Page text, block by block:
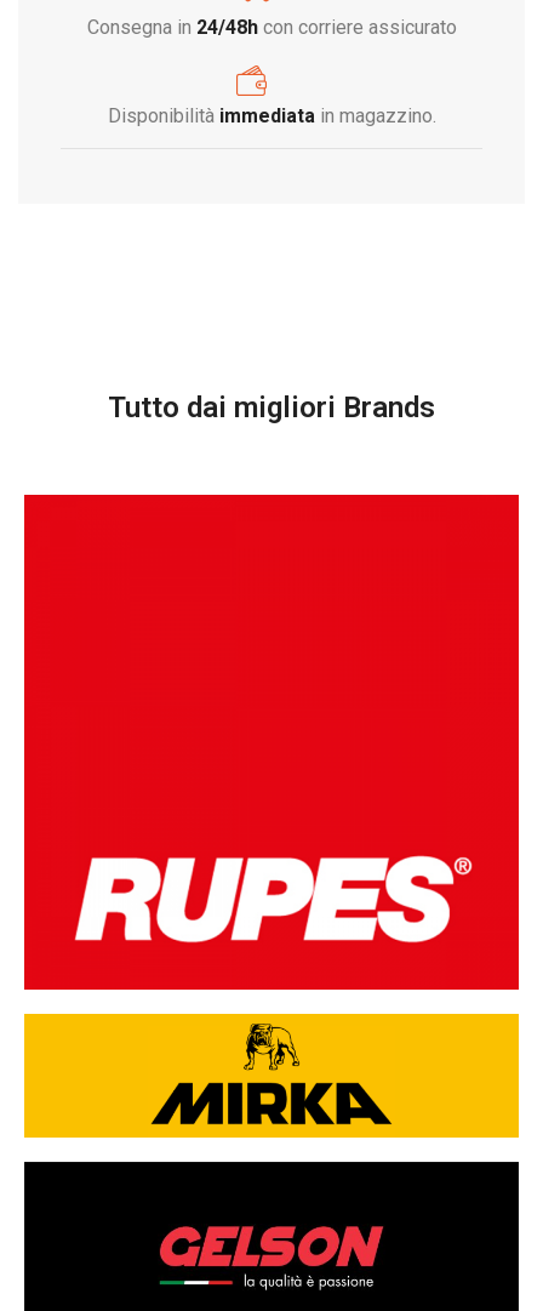
Consegna in 24/48hcon corriere assicurato
Disponibilità immediatain magazzino.
Tutto dai migliori Brands